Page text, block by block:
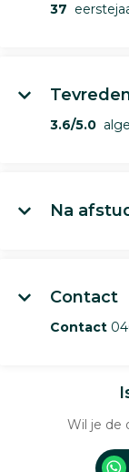
37
3.6/5.0
Na
Contact
Contact
Wil je de